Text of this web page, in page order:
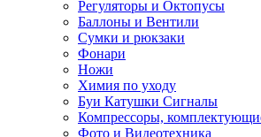
Регуляторы и Октопусы
Баллоны и Вентили
Сумки и рюкзаки
Фонари
Ножи
Химия по уходу
Буи Катушки Сигналы
Компрессоры,
Фото и Видеотехника